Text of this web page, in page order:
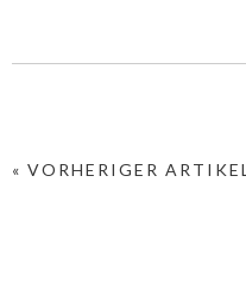
« VORHERIGER ARTIKEL